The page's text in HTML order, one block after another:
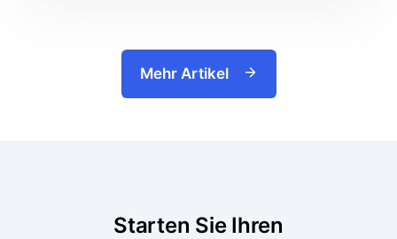
Mehr Artikel
Starten Sie Ihren